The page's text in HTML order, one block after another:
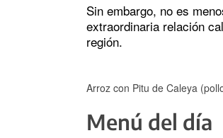
Sin embargo, no es
extraordinaria relación
región.
Arroz con Pitu de Caleya
Menú del día